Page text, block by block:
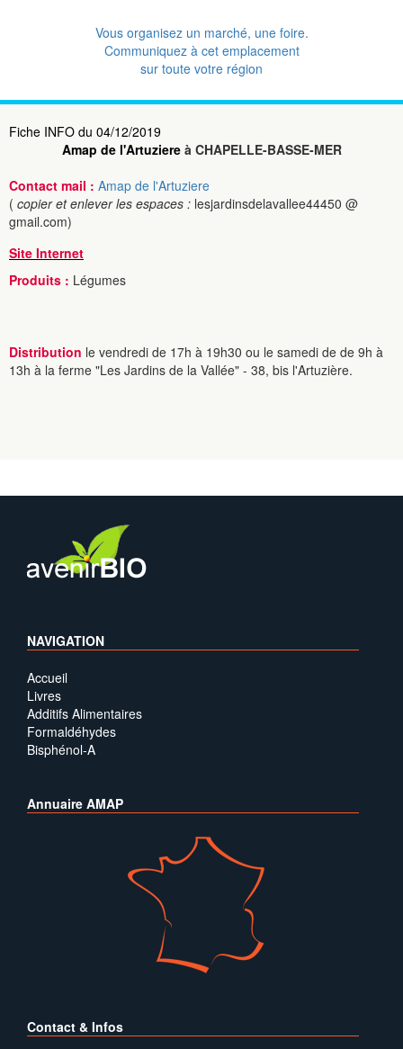
Vous organisez un marché, une foire.
Communiquez à cet emplacement
sur toute votre région
Fiche INFO du 04/12/2019
Amap de l'Artuziereà CHAPELLE-BASSE-MER
Contact mail : Amap de l'Artuziere
( copier et enlever les espaces : lesjardinsdelavallee44450 @
gmail.com)
Site Internet
Produits : Légumes
Distribution le vendredi de 17h à 19h30 ou le samedi de de 9h à
13h à la ferme "Les Jardins de la Vallée" - 38, bis l'Artuzière.
NAVIGATION
Accueil
Livres
Additifs Alimentaires
Formaldéhydes
Bisphénol-A
Annuaire AMAP
Contact & Infos